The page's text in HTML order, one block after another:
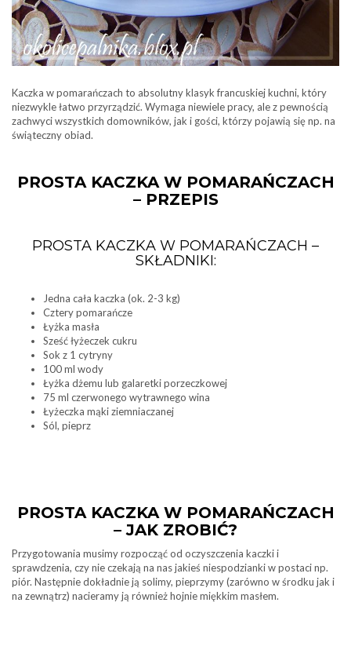
Kaczka w pomarańczach to absolutny klasyk francuskiej kuchni, który
niezwykle łatwo przyrządzić. Wymaga niewiele pracy, ale z pewnością
zachwyci wszystkich domowników, jak i gości, którzy pojawią się np. na
świąteczny obiad.
PROSTA KACZKA W POMARAŃCZACH
– PRZEPIS
PROSTA KACZKA W POMARAŃCZACH –
SKŁADNIKI:
Jedna cała kaczka (ok. 2-3 kg)
Cztery pomarańcze
Łyżka masła
Sześć łyżeczek cukru
Sok z 1 cytryny
100 ml wody
Łyżka dżemu lub galaretki porzeczkowej
75 ml czerwonego wytrawnego wina
Łyżeczka mąki ziemniaczanej
Sól, pieprz
PROSTA KACZKA W POMARAŃCZACH
– JAK ZROBIĆ?
Przygotowania musimy rozpocząć od oczyszczenia kaczki i
sprawdzenia, czy nie czekają na nas jakieś niespodzianki w postaci np.
piór. Następnie dokładnie ją solimy, pieprzymy (zarówno w środku jak i
na zewnątrz) nacieramy ją również hojnie miękkim masłem.